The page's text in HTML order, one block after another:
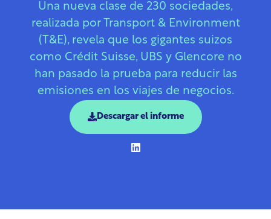
Una nueva clase de 230 sociedades,
realizada por Transport & Environment
(T&E), revela que los gigantes suizos
como Crédit Suisse, UBS y Glencore no
han pasado la prueba para reducir las
emisiones en los viajes de negocios.
Descargar el informe